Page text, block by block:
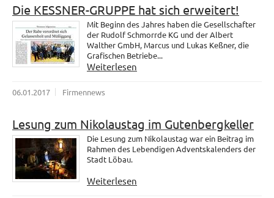
Die KESSNER-GRUPPE hat sich erweitert!
Mit Beginn des Jahres haben die Gesellschafter
der Rudolf Schmorrde KG und der Albert
Walther GmbH, Marcus und Lukas Keßner, die
Grafischen Betriebe...
Weiterlesen
06.01.2017 Firmennews
Lesung zum Nikolaustag im Gutenbergkeller
Die Lesung zum Nikolaustag war ein Beitrag im
Rahmen des Lebendigen Adventskalenders der
Stadt Löbau.
Weiterlesen